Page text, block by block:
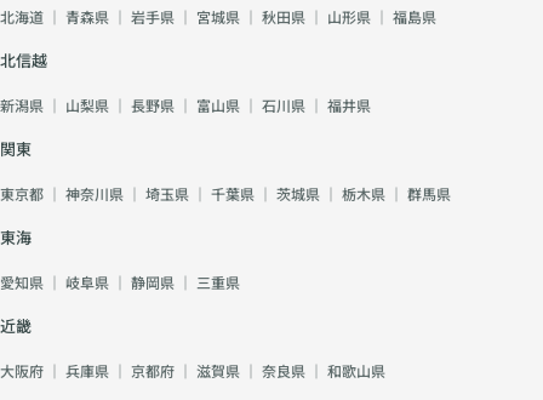
北海道 ｜ 青森県 ｜ 岩手県 ｜ 宮城県 ｜ 秋田県 ｜ 山形県 ｜ 福島県
北信越
新潟県 ｜ 山梨県 ｜ 長野県 ｜ 富山県 ｜ 石川県 ｜ 福井県
関東
東京都 ｜ 神奈川県 ｜ 埼玉県 ｜ 千葉県 ｜ 茨城県 ｜ 栃木県 ｜ 群馬県
東海
愛知県 ｜ 岐阜県 ｜ 静岡県 ｜ 三重県
近畿
大阪府 ｜ 兵庫県 ｜ 京都府 ｜ 滋賀県 ｜ 奈良県 ｜ 和歌山県